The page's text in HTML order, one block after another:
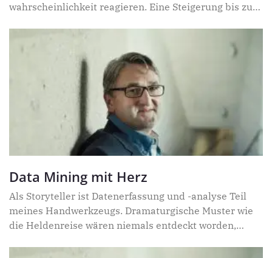
wahrscheinlichkeit reagieren. Eine Steigerung bis zu
Data Mining mit Herz
Als Storyteller ist Datenerfassung und -analyse Teil
meines Handwerkzeugs. Dramaturgische Muster wie
die Heldenreise wären niemals entdeckt worden,